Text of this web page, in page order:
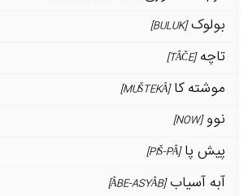
بولوک[BULUK]
تاچه[TÂČE]
موشته کا[MUŠTEKÂ]
نوو[NOW]
پیش پا[PIŠ-PÂ]
آبه آسیاب[ÂBE-ASYÂB]